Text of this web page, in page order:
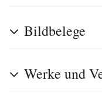
Bildbelege
Werke und